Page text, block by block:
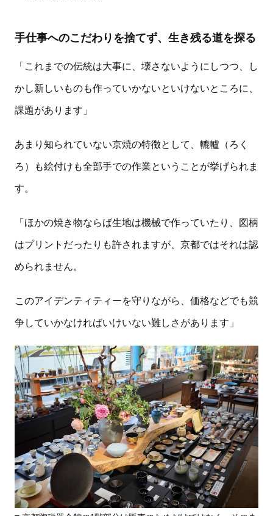
手仕事へのこだわりを捨てず、生き残る道を探る
「これまでの伝統は大事に、壊さないようにしつつ、し
かし新しいものも作っていかないといけないところに、
課題があります」
あまり知られていない京焼の特徴として、轆轤（ろく
ろ）も絵付けも全部手での作業ということが挙げられま
す。
「ほかの焼き物ならば生地は機械で作っていたり、図柄
はプリントだったりも許されますが、京都ではそれは認
められません。
このアイデンティティーを守りながら、価格などでも競
争していかなければいけいない難しさがあります」